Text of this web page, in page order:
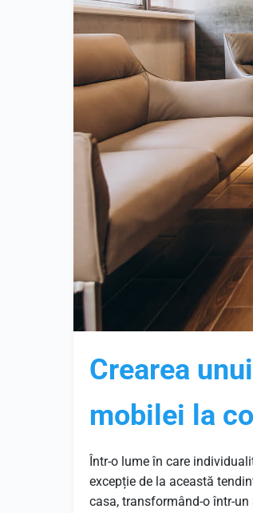
Crearea
mobilei la
Într-o lume în care
excepție de la această
casa, transformând-o într-